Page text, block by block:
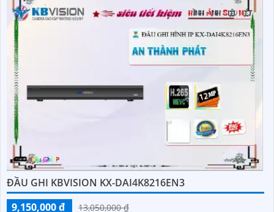
ĐẦU GHI KBVISION KX-DAI4K8216EN3
9,150,000 ₫
13,050,000 ₫